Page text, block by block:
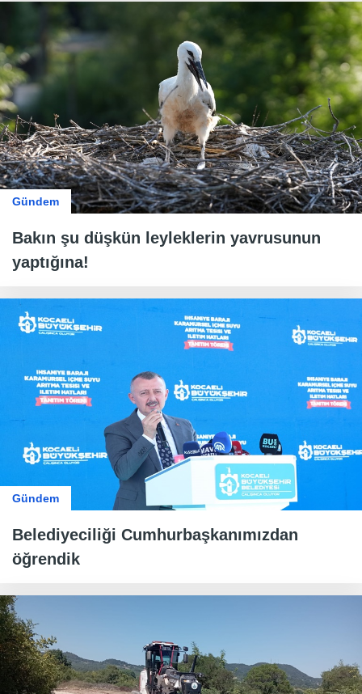
Gündem
Bakın şu düşkün leyleklerin yavrusunun
yaptığına!
Gündem
Belediyeciliği Cumhurbaşkanımızdan
öğrendik